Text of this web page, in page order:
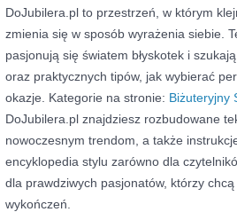
DoJubilera.pl to przestrzeń, w którym
zmienia się w sposób wyrażenia siebie.
pasjonują się światem błyskotek i
oraz praktycznych tipów, jak wybierać
okazje. Kategorie na stronie: Biżuteryjny
DoJubilera.pl znajdziesz rozbudowane
nowoczesnym trendom, a także
encyklopedia stylu zarówno dla
dla prawdziwych pasjonatów, którzy
wykończeń.